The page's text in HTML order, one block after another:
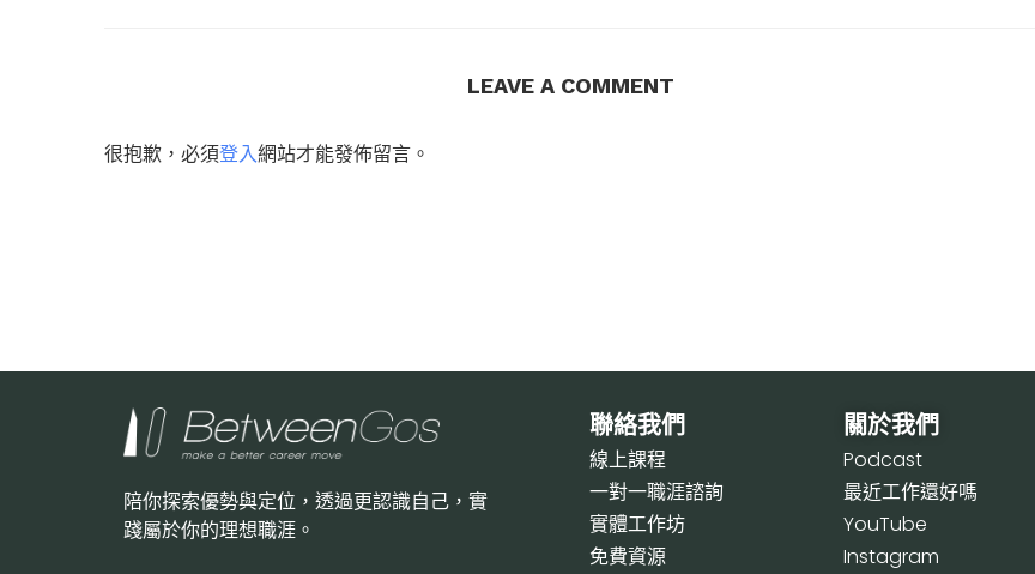
LEAVE A COMMENT
很抱歉，必須登入網站才能發佈留言。
陪你探索優勢與定位，透過更認識自己，實
踐屬於你的理想職涯。
聯絡我們
線上課程
一對一職涯諮詢
實體工作坊
免費資源
關於我們
Podcast
最近工作還好嗎
YouTube
Instagram